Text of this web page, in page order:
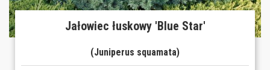
Jałowiec łuskowy 'Blue Star'
(Juniperus squamata)